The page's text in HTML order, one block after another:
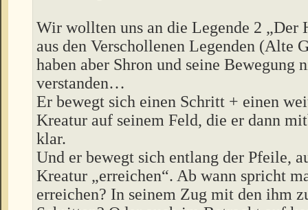
Wir wollten uns an die Legende 2 „Der
aus den Verschollenen Legenden (Alte
haben aber Shron und seine Bewegung
verstanden…
Er bewegt sich einen Schritt + einen
Kreatur auf seinem Feld, die er dann
klar.
Und er bewegt sich entlang der Pfeile,
Kreatur „erreichen“. Ab wann spricht
erreichen? In seinem Zug mit den ihm